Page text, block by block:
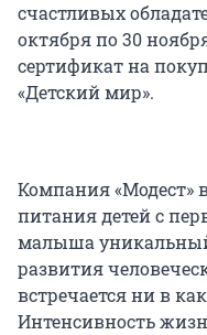
счастливых
октября по 30
сертификат на
«Детский мир».
Компания «Модест»
питания детей с
малыша
развития
встречается ни в
Интенсивность